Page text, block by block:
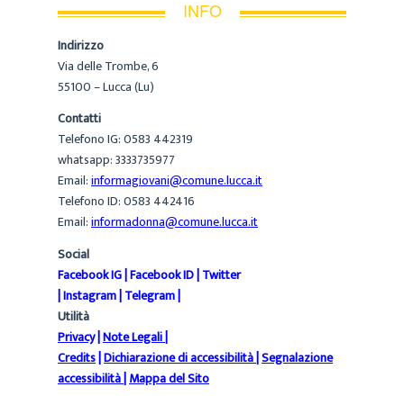
INFO
Indirizzo
Via delle Trombe, 6
55100 – Lucca (Lu)
Contatti
Telefono IG: 0583 442319
whatsapp: 3333735977
Email:informagiovani@comune.lucca.it
Telefono ID: 0583 442416
Email:informadonna@comune.lucca.it
Social
Facebook IG|Facebook ID|Twitter
|Instagram|Telegram|
Utilità
Privacy|Note Legali|
Credits|Dichiarazione di accessibilità|Segnalazione
accessibilità|Mappa del Sito